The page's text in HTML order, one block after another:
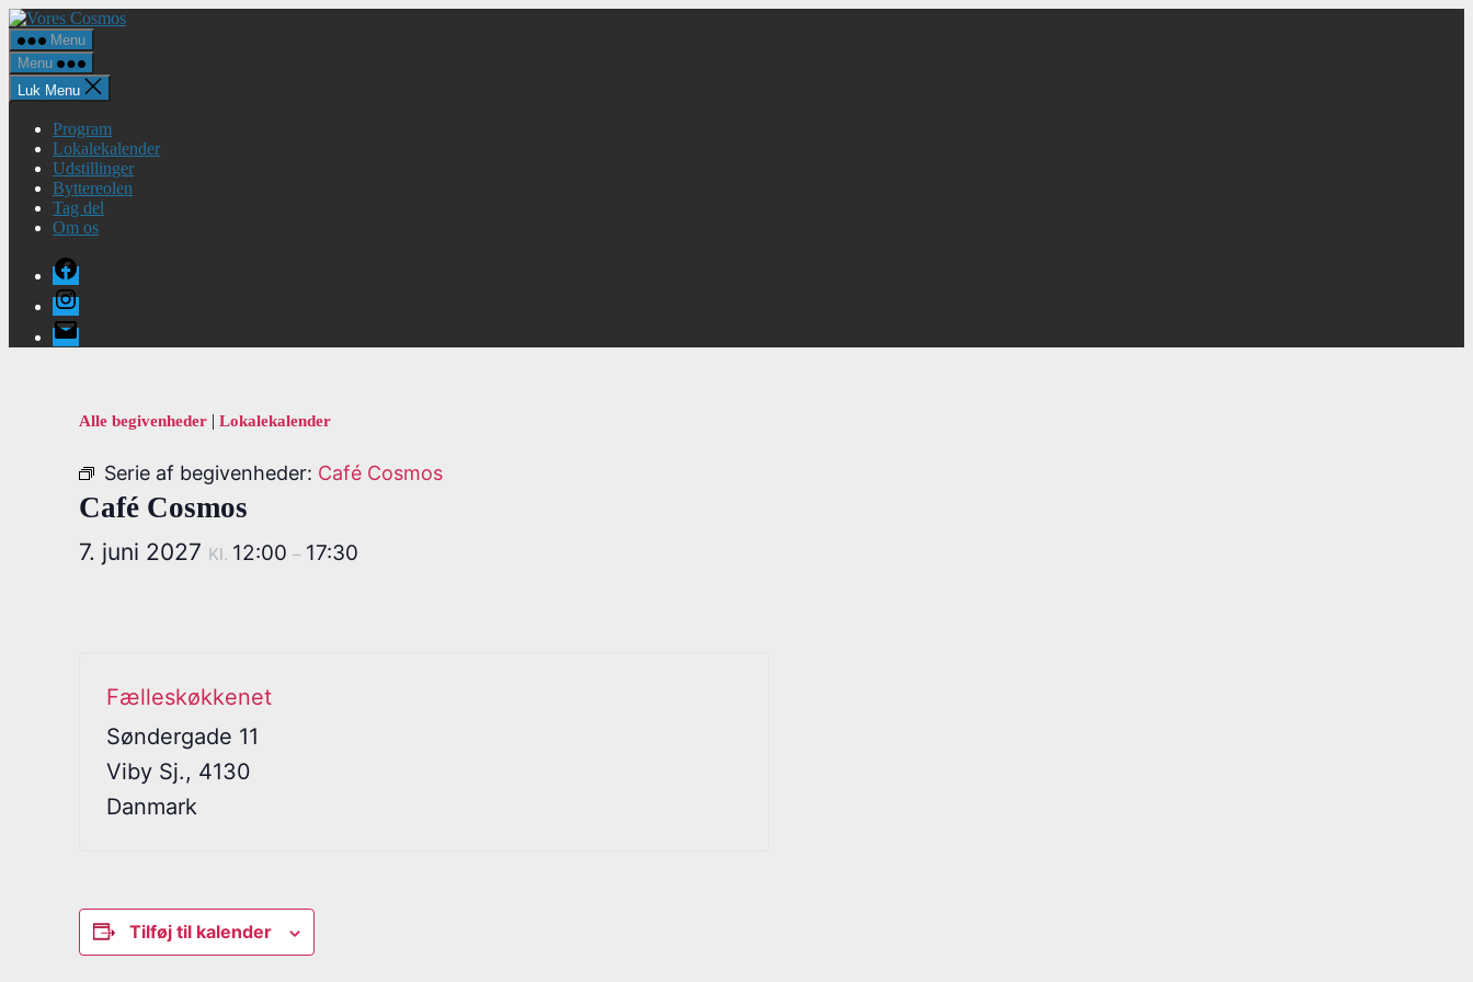
Spring
til
indholdet
Vores
Menu
Menu
Luk Menu
Program
Lokalekalender
Udstillinger
Byttereolen
Tag del
Om os
Facebook
Instagram
E-
mail
Alle begivenheder | Lokalekalender
Serie af begivenheder: Café Cosmos
Café Cosmos
7. juni 2027 Kl. 12:00 – 17:30
Fælleskøkkenet
Søndergade 11
Viby Sj., 4130
Danmark
Tilføj til kalender